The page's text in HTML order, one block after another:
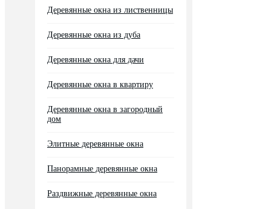
Деревянные окна из лиственницы
Деревянные окна из дуба
Деревянные окна для дачи
Деревянные окна в квартиру
Деревянные окна в загородный
дом
Элитные деревянные окна
Панорамные деревянные окна
Раздвижные деревянные окна